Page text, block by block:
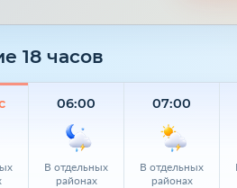
18 часов
06:00
В отдельных
районах
07:00
В отдельных
районах